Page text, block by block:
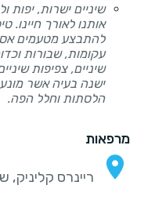
שיניים ישרות, יפות
אותנו לאורך חיינו.
להתבצע מטעמים
עקומות, שבורות
שיניים, צפיפות
ישנה בעיה אשר
הלסתות וחלל הפה.
מרפאות
ריינרס קליניק, שד משה